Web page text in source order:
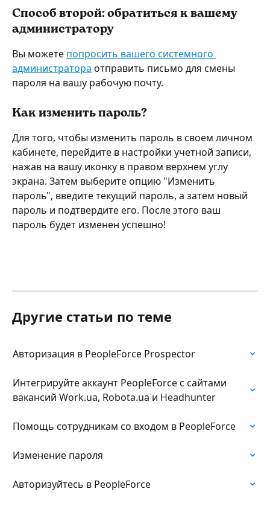
Способ второй: обратиться к вашему
администратору
Вы можете попросить вашего системного
администратора отправить письмо для смены
пароля на вашу рабочую почту.
Как изменить пароль?
Для того, чтобы изменить пароль в своем личном
кабинете, перейдите в настройки учетной записи,
нажав на вашу иконку в правом верхнем углу
экрана. Затем выберите опцию "Изменить
пароль", введите текущий пароль, а затем новый
пароль и подтвердите его. После этого ваш
пароль будет изменен успешно!
Другие статьи по теме
Авторизация в PeopleForce Prospector
Интегрируйте аккаунт PeopleForce с сайтами
вакансий Work.ua, Robota.ua и Headhunter
Помощь сотрудникам со входом в PeopleForce
Изменение пароля
Авторизуйтесь в PeopleForce